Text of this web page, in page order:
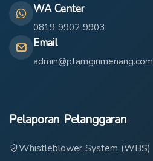
WA Center
0819 9902 9903
Email
admin@ptamgirimenang.com
Pelaporan Pelanggaran
Whistleblower System (WBS)